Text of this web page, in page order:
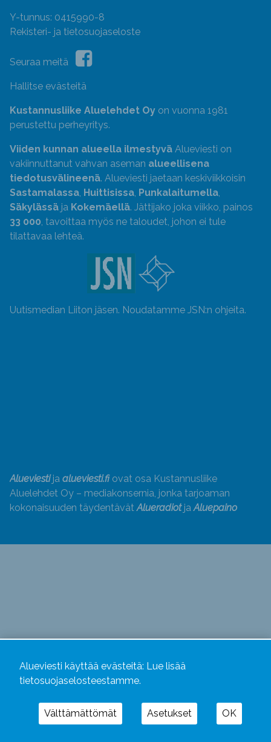
Y-tunnus: 0415990-8
Rekisteri- ja tietosuojaseloste
Seuraa meitä
Hallitse evästeitä
Kustannusliike Aluelehdet Oy on vuonna 1981
perustettu perheyritys.
Viiden kunnan alueella ilmestyvä Alueviesti on
vakiinnuttanut vahvan aseman alueellisena
tiedotusvälineenä. Alueviesti jaetaan keskiviikkoisin
Sastamalassa, Huittisissa, Punkalaitumella,
Säkylässä ja Kokemäellä. Jättijako joka viikko, painos
33 000, tavoittaa myös ne taloudet, johon ei tule
tilattavaa lehteä.
Uutismedian Liiton jäsen. Noudatamme JSN:n ohjeita.
Alueviestija alueviesti.fiovat osa Kustannusliike
Aluelehdet Oy – mediakonsernia, jonka tarjoaman
kokonaisuuden täydentävätAlueradiotjaAluepaino
Alueviesti käyttää evästeitä: Lue lisää
tietosuojaselosteestamme.
Välttämättömät Asetukset OK